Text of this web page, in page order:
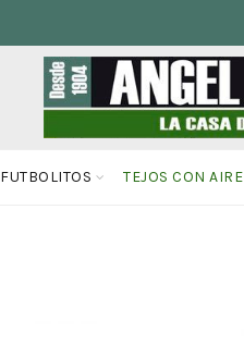
FUTBOLITOS TEJOS CON AIRE